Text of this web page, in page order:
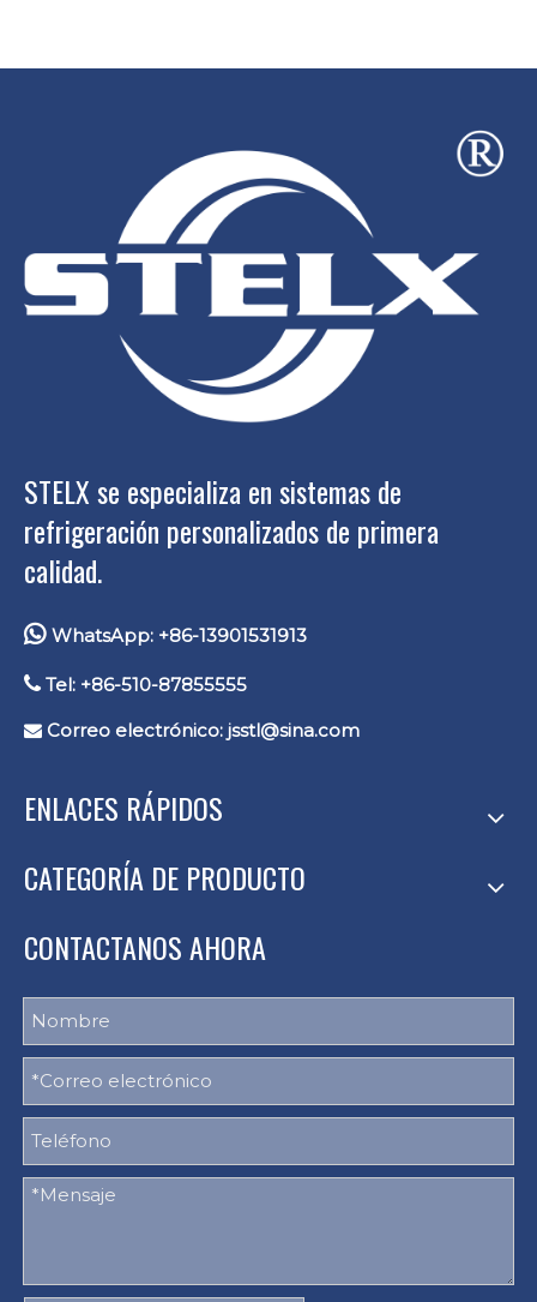
STELX se especializa en sistemas de
refrigeración personalizados de primera
calidad.
 WhatsApp: +86-13901531913
 Tel: +86-510-87855555
 Correo electrónico: jsstl@sina.com
ENLACES RÁPIDOS
CATEGORÍA DE PRODUCTO
CONTACTANOS AHORA